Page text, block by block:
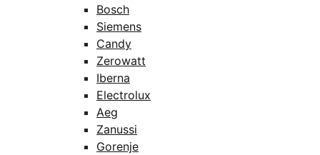
Bosch
Siemens
Candy
Zerowatt
Iberna
Electrolux
Aeg
Zanussi
Gorenje